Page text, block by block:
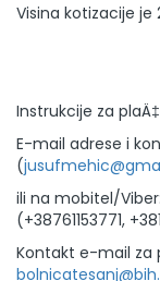
Visina kotizacije je
Instrukcije za
E-mail adrese i
(
ili na mobitel/Viber:
(+38761153771,
Kontakt e-mail za